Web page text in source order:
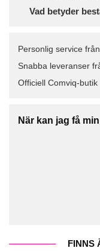
Vad betyder
Personlig service
Snabba leveranser
Officiell Comviq-butik
När kan jag få
FINNS